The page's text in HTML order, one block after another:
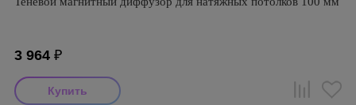
3 964 ₽